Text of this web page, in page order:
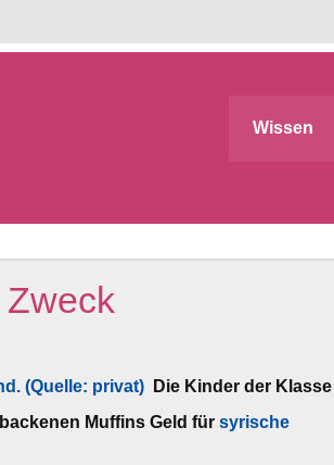
Wissen
Die Kinder der Klasse
Muffins Geld fürsyrische